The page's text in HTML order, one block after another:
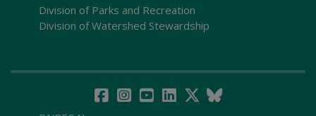
Division of Parks and Recreation
Division of Watershed Stewardship